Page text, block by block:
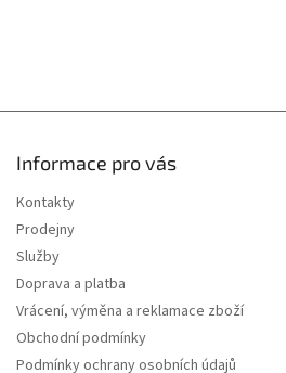
Informace pro vás
Kontakty
Prodejny
Služby
Doprava a platba
Vrácení, výměna a reklamace zboží
Obchodní podmínky
Podmínky ochrany osobních údajů